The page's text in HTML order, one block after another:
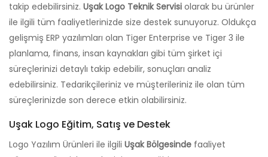
takip edebilirsiniz. Uşak Logo Teknik Servisi olarak bu ürünler
ile ilgili tüm faaliyetlerinizde size destek sunuyoruz. Oldukça
gelişmiş ERP yazılımları olan Tiger Enterprise ve Tiger 3 ile
planlama, finans, insan kaynakları gibi tüm şirket içi
süreçlerinizi detaylı takip edebilir, sonuçları analiz
edebilirsiniz. Tedarikçileriniz ve müşterileriniz ile olan tüm
süreçlerinizde son derece etkin olabilirsiniz.
Uşak Logo Eğitim, Satış ve Destek
Logo Yazılım Ürünleri ile ilgili Uşak Bölgesinde faaliyet